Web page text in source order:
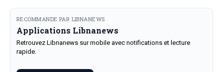
RECOMMANDE PAR LIBNANEWS
Applications Libnanews
Retrouvez Libnanews sur mobile avec notifications et lecture
rapide.